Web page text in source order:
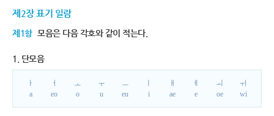
제2장 표기 일람
제1항 모음은 다음 각호와 같이 적는다.
1. 단모음
ㅏ
a
ㅓ
eo
ㅗ
o
ㅜ
u
ㅡ
eu
i
ㅐ
ae
ㅔ
e
ㅚ
oe
ㅟ
wi